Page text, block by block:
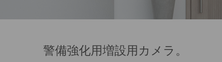
警備強化用増設用カメラ。